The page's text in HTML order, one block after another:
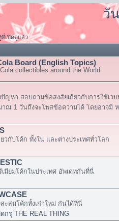
วั
ที่เปิดดูแล้ว
Board (English Topics)
collectibles around the World
ญหา สอบถามข้อสงสัยเกี่ยวกับการใช้เว
ณ 1 วันถึงจะโพสข้อความได้ โดยอาจมี
วกับโค้ก ทั้งใน และต่างประเทศทั่วโลก
มียมโค้กในประเทศ อัพเดทกันที่นี่
ะสมโค้กทั้งเก่าใหม่ กันได้ที่นี่
ดกรุ THE REAL THING